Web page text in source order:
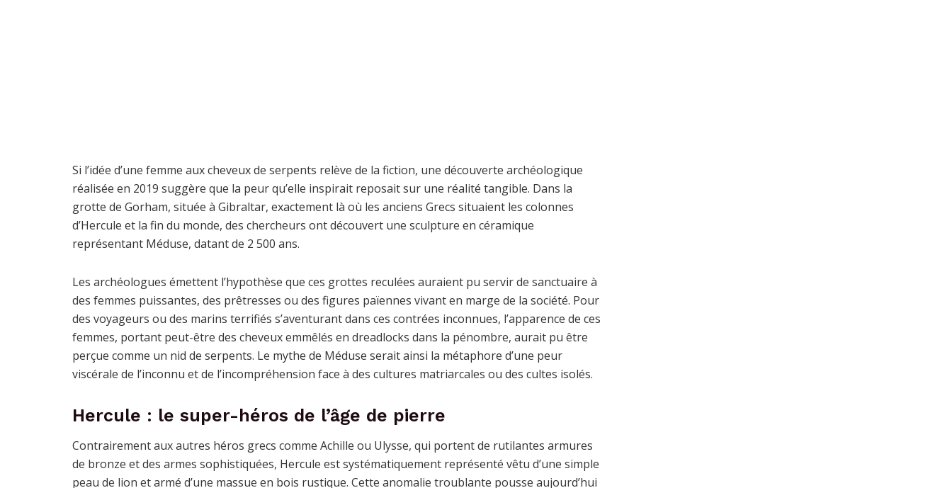
Si l’idée d’une femme aux cheveux de serpents relève de la fiction, une découverte archéologique
réalisée en 2019 suggère que la peur qu’elle inspirait reposait sur une réalité tangible. Dans la
grotte de Gorham, située à Gibraltar, exactement là où les anciens Grecs situaient les colonnes
d’Hercule et la fin du monde, des chercheurs ont découvert une sculpture en céramique
représentant Méduse, datant de 2 500 ans.
Les archéologues émettent l’hypothèse que ces grottes reculées auraient pu servir de sanctuaire à
des femmes puissantes, des prêtresses ou des figures païennes vivant en marge de la société. Pour
des voyageurs ou des marins terrifiés s’aventurant dans ces contrées inconnues, l’apparence de ces
femmes, portant peut-être des cheveux emmêlés en dreadlocks dans la pénombre, aurait pu être
perçue comme un nid de serpents. Le mythe de Méduse serait ainsi la métaphore d’une peur
viscérale de l’inconnu et de l’incompréhension face à des cultures matriarcales ou des cultes isolés.
Hercule : le super-héros de l’âge de pierre
Contrairement aux autres héros grecs comme Achille ou Ulysse, qui portent de rutilantes armures
de bronze et des armes sophistiquées, Hercule est systématiquement représenté vêtu d’une simple
peau de lion et armé d’une massue en bois rustique. Cette anomalie troublante pousse aujourd’hui